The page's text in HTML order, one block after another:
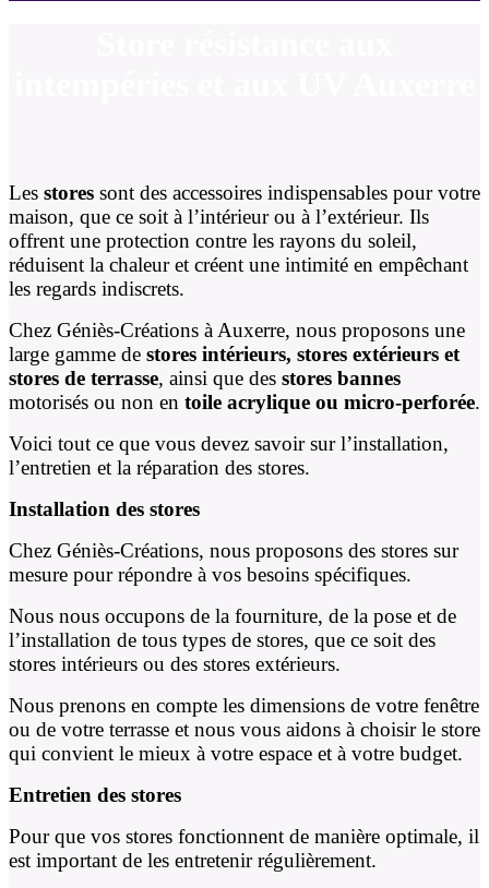
Les stores sont des accessoires indispensables pour votre
maison, que ce soit à l’intérieur ou à l’extérieur. Ils
offrent une protection contre les rayons du soleil,
réduisent la chaleur et créent une intimité en empêchant
les regards indiscrets.
Chez Géniès-Créations à Auxerre, nous proposons une
large gamme de stores intérieurs, stores extérieurs et
stores de terrasse, ainsi que des stores bannes
motorisés ou non en toile acrylique ou micro-perforée.
Voici tout ce que vous devez savoir sur l’installation,
l’entretien et la réparation des stores.
Installation des stores
Chez Géniès-Créations, nous proposons des stores sur
mesure pour répondre à vos besoins spécifiques.
Nous nous occupons de la fourniture, de la pose et de
l’installation de tous types de stores, que ce soit des
stores intérieurs ou des stores extérieurs.
Nous prenons en compte les dimensions de votre fenêtre
ou de votre terrasse et nous vous aidons à choisir le store
qui convient le mieux à votre espace et à votre budget.
Entretien des stores
Pour que vos stores fonctionnent de manière optimale, il
est important de les entretenir régulièrement.